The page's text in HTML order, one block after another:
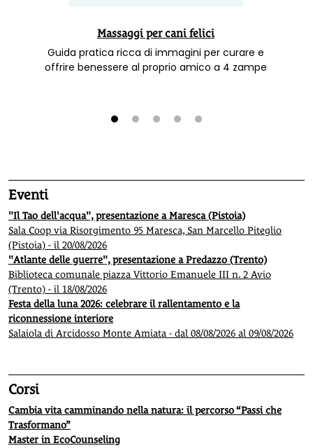
Massaggi per cani felici
Guida pratica ricca di immagini per curare e
offrire benessere al proprio amico a 4 zampe
Eventi
"Il Tao dell'acqua", presentazione a Maresca (Pistoia)
Sala Coop via Risorgimento 95 Maresca, San Marcello Piteglio
(Pistoia) - il 20/08/2026
"Atlante delle guerre", presentazione a Predazzo (Trento)
Biblioteca comunale piazza Vittorio Emanuele III n. 2 Avio
(Trento) - il 18/08/2026
Festa della luna 2026: celebrare il rallentamento e la
riconnessione interiore
Salaiola di Arcidosso Monte Amiata - dal 08/08/2026 al 09/08/2026
Corsi
Cambia vita camminando nella natura: il percorso “Passi che
Trasformano”
Master in EcoCounseling